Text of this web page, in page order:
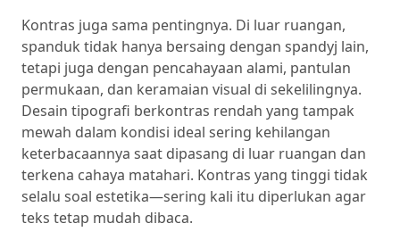
Kontras juga sama pentingnya. Di luar ruangan,
spanduk tidak hanya bersaing dengan spandyj lain,
tetapi juga dengan pencahayaan alami, pantulan
permukaan, dan keramaian visual di sekelilingnya.
Desain tipografi berkontras rendah yang tampak
mewah dalam kondisi ideal sering kehilangan
keterbacaannya saat dipasang di luar ruangan dan
terkena cahaya matahari. Kontras yang tinggi tidak
selalu soal estetika—sering kali itu diperlukan agar
teks tetap mudah dibaca.